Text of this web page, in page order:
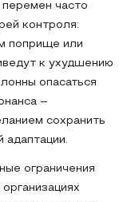
перемен часто
контроля:
поприще или
к ухудшению
опасаться
–
сохранить
ограничения